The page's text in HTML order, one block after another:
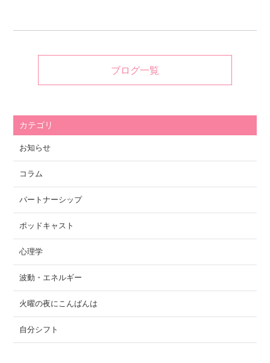
ブログ一覧
カテゴリ
お知らせ
コラム
パートナーシップ
ポッドキャスト
心理学
波動・エネルギー
火曜の夜にこんばんは
自分シフト